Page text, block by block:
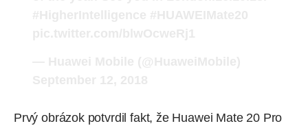
Prvý obrázok potvrdil fakt, že Huawei Mate 20 Pro